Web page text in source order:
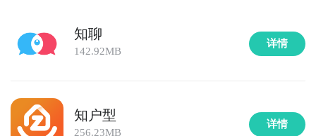
知聊
142.92MB
详情
知户型
256.23MB
详情